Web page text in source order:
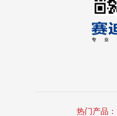
热门产品：